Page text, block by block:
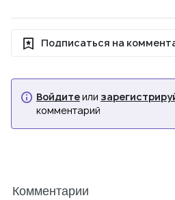
Подписаться на
Войдитеили
комментарий
Комментарии